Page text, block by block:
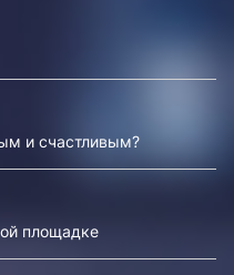
и счастливым?
площадке